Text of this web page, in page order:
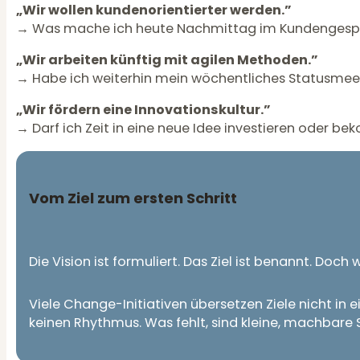
„Wir wollen kundenorientierter werden.”
→ Was mache ich heute Nachmittag im
„Wir arbeiten künftig mit agilen Methoden.”
→ Habe ich weiterhin mein wöchentliches
„Wir fördern eine Innovationskultur.”
→ Darf ich Zeit in eine neue Idee investieren oder
Vom Ziel zum ersten Schritt
Die Vision ist formuliert. Das Ziel ist benannt. Doch
Viele Change-Initiativen übersetzen Ziele nicht in
keinen Rhythmus. Was fehlt, sind kleine,